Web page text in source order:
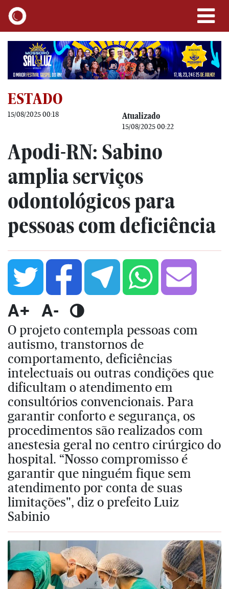
ESTADO
15/08/2025 00:18 Atualizado
15/08/2025 00:22
Apodi-RN: Sabino
amplia serviços
odontológicos para
pessoas com deficiência
A+ A-
O projeto contempla pessoas com
autismo, transtornos de
comportamento, deficiências
intelectuais ou outras condições que
dificultam o atendimento em
consultórios convencionais. Para
garantir conforto e segurança, os
procedimentos são realizados com
anestesia geral no centro cirúrgico do
hospital. “Nosso compromisso é
garantir que ninguém fique sem
atendimento por conta de suas
limitações", diz o prefeito Luiz
Sabinio